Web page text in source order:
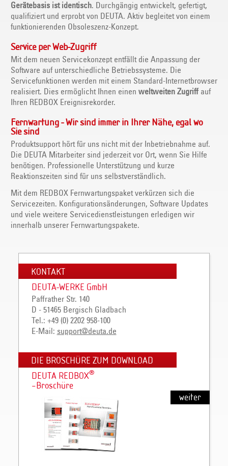
Gerätebasis ist identisch. Durchgängig entwickelt, gefertigt,
qualifiziert und erprobt von DEUTA. Aktiv begleitet von einem
funktionierenden Obsoleszenz-Konzept.
Service per Web-Zugriff
Mit dem neuen Servicekonzept entfällt die Anpassung der
Software auf unterschiedliche Betriebssysteme. Die
Servicefunktionen werden mit einem Standard-Internetbrowser
realisiert. Dies ermöglicht Ihnen einen weltweiten Zugriff auf
Ihren REDBOX Ereignisrekorder.
Fernwartung - Wir sind immer in Ihrer Nähe, egal wo
Sie sind
Produktsupport hört für uns nicht mit der Inbetriebnahme auf.
Die DEUTA Mitarbeiter sind jederzeit vor Ort, wenn Sie Hilfe
benötigen. Professionelle Unterstützung und kurze
Reaktionszeiten sind für uns selbstverständlich.
Mit dem REDBOX Fernwartungspaket verkürzen sich die
Servicezeiten. Konfigurationsänderungen, Software Updates
und viele weitere Servicedienstleistungen erledigen wir
innerhalb unserer Fernwartungspakete.
KONTAKT
DEUTA-WERKE GmbH
Paffrather Str. 140
D - 51465 Bergisch Gladbach
Tel.: +49 (0) 2202 958-100
E-Mail: support@deuta.de
DIE BROSCHÜRE ZUM DOWNLOAD
DEUTA REDBOX®
–Broschüre
weiter